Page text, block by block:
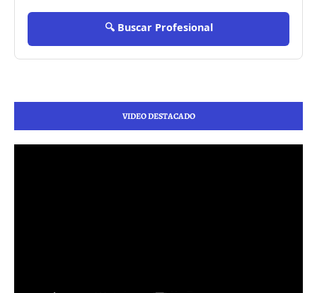
🔍 Buscar Profesional
VIDEO DESTACADO